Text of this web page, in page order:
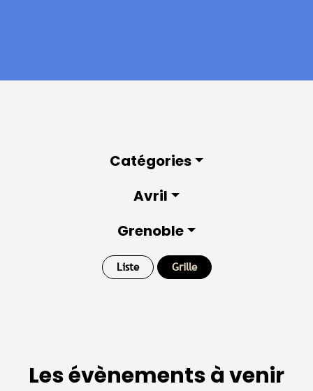
Catégories
Avril
Grenoble
Liste Grille
Les évènements à venir